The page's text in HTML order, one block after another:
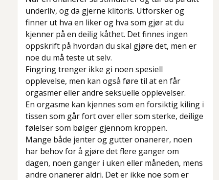
underliv, og da gjerne klitoris. Utforsker og
finner ut hva en liker og hva som gjør at du
kjenner på en deilig kåthet. Det finnes ingen
oppskrift på hvordan du skal gjøre det, men er
noe du må teste ut selv.
Fingring trenger ikke gi noen spesiell
opplevelse, men kan også føre til at en får
orgasmer eller andre seksuelle opplevelser.
En orgasme kan kjennes som en forsiktig kiling i
tissen som går fort over eller som sterke, deilige
følelser som bølger gjennom kroppen.
Mange både jenter og gutter onanerer, noen
har behov for å gjøre det flere ganger om
dagen, noen ganger i uken eller måneden, mens
andre onanerer aldri. Det er ikke noe som er